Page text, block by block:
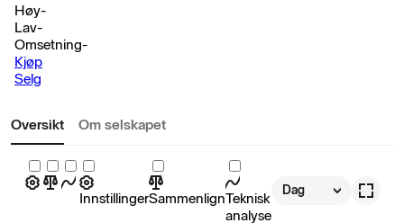
Høy-
Lav-
Omsetning-
Kjøp
Selg
Oversikt Om selskapet
InnstillingerSammenlignTeknisk
analyse
Dag